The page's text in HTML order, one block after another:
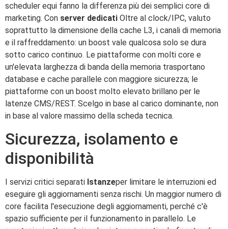
scheduler equi fanno la differenza più dei semplici core di
marketing. Con server dedicati Oltre al clock/IPC, valuto
soprattutto la dimensione della cache L3, i canali di memoria
e il raffreddamento: un boost vale qualcosa solo se dura
sotto carico continuo. Le piattaforme con molti core e
un'elevata larghezza di banda della memoria trasportano
database e cache parallele con maggiore sicurezza; le
piattaforme con un boost molto elevato brillano per le
latenze CMS/REST. Scelgo in base al carico dominante, non
in base al valore massimo della scheda tecnica.
Sicurezza, isolamento e
disponibilità
I servizi critici separati Istanzeper limitare le interruzioni ed
eseguire gli aggiornamenti senza rischi. Un maggior numero di
core facilita l'esecuzione degli aggiornamenti, perché c'è
spazio sufficiente per il funzionamento in parallelo. Le